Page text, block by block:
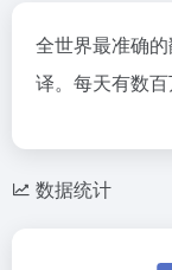
全世界最准确的
译。每天有数百
数据统计